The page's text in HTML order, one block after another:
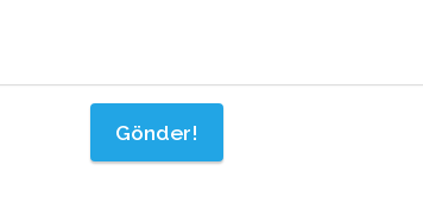
Gönder!